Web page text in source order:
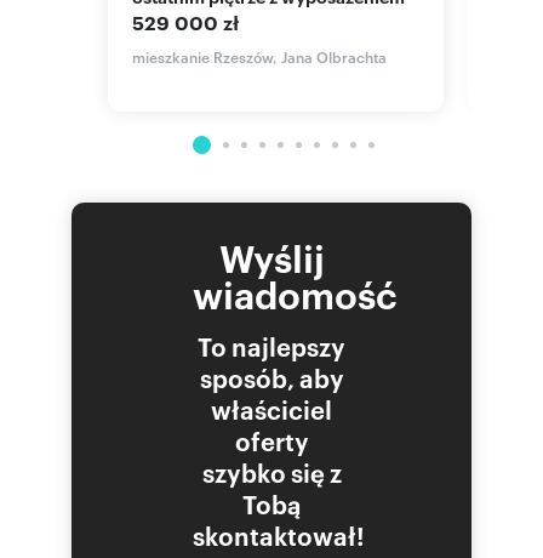
529 000 zł
mieszkanie Rzeszów, Jana Olbrachta
Wyślij
wiadomość
To najlepszy
sposób, aby
właściciel
oferty
szybko się z
Tobą
skontaktował!